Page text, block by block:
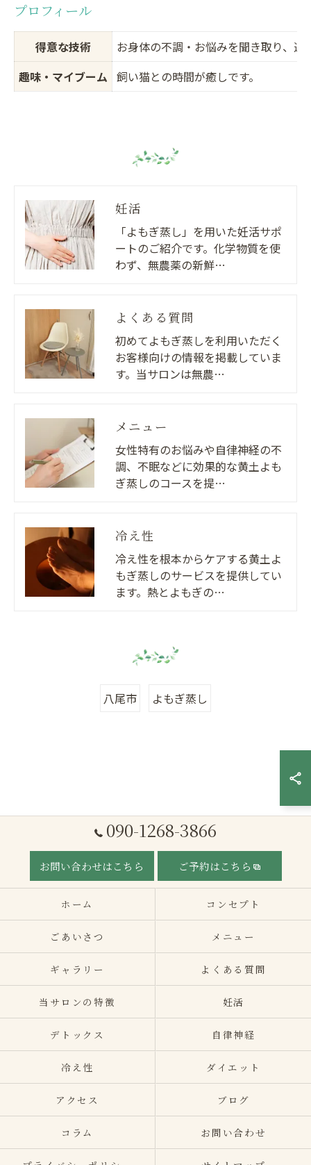
プロフィール
得意な技術
お身体の不調・お悩みを聞き取り、
趣味・マイブーム 飼い猫との時間が癒しです。
妊活
「よもぎ蒸し」を用いた妊活サポ
ートのご紹介です。化学物質を使
わず、無農薬の新鮮…
よくある質問
初めてよもぎ蒸しを利用いただく
お客様向けの情報を掲載していま
す。当サロンは無農…
メニュー
女性特有のお悩みや自律神経の不
調、不眠などに効果的な黄土よも
ぎ蒸しのコースを提…
冷え性
冷え性を根本からケアする黄土よ
もぎ蒸しのサービスを提供してい
ます。熱とよもぎの…
八尾市 よもぎ蒸し
090-1268-3866
お問い合わせはこちら ご予約はこちら
ホーム コンセプト
ごあいさつ メニュー
ギャラリー よくある質問
当サロンの特徴 妊活
デトックス 自律神経
冷え性 ダイエット
アクセス ブログ
コラム お問い合わせ